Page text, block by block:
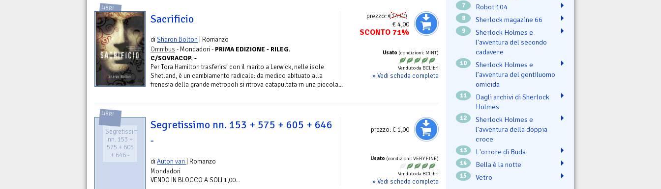
prezzo:€14.00
€ 4,00
SCONTO 71%
Usato (condizioni: MINT)
Venduto da BCLibri
» Vedi scheda completa
LIBRI
Sacrificio
diSharon Bolton | Romanzo
Omnibus - Mondadori - PRIMA EDIZIONE - RILEG.
C/SOVRACOP. -
Per Tora Hamilton trasferirsi con il marito a Lerwick, nelle isole
Shetland, è un cambiamento radicale: da medico abituato alla
frenesia della grande metropoli si ritrova catapultata rn una piccola...
prezzo:€ 1,00
Usato (condizioni: VERY FINE)
Venduto da BCLibri
» Vedi scheda completa
LIBRI
Segretissimo
nn. 153 +
575 + 605
+ 646 -
Segretissimo nn. 153 + 575 + 605 + 646
-
diAutori vari | Romanzo
Mondadori
VENDO IN BLOCCO A SOLI 1,00...
7 Robot 104
8 Sherlock magazine 66
9
Sherlock Holmes e
l'avventura del secondo
cadavere
10
Sherlock Holmes e
l’avventura del gentiluomo
omicida
11
Dagli archivi di Sherlock
Holmes
12
Sherlock Holmes e
l’avventura della doppia
croce
13 L'orrore di Buda
14 Bella è la notte
15 Vetro